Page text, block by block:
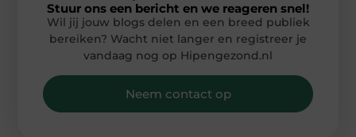
Stuur ons een bericht en we reageren snel!
Wil jij jouw blogs delen en een breed publiek
bereiken? Wacht niet langer en registreer je
vandaag nog op Hipengezond.nl
Neem contact op